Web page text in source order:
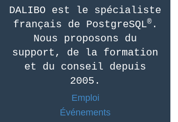
DALIBO est le spécialiste
français de PostgreSQL®.
Nous proposons du
support, de la formation
et du conseil depuis
2005.
Emploi
Événements